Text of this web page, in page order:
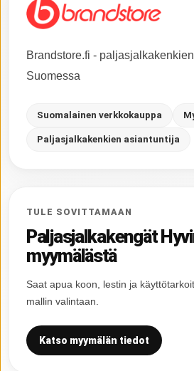
Brandstore.fi -
Suomessa
Suomalainen verkkokauppa
Paljasjalkakenkien asiantuntija
TULE SOVITTAMAAN
Paljasjalkakengät
myymälästä
Saat apua koon, lestin ja
mallin valintaan.
Katso myymälän tiedot